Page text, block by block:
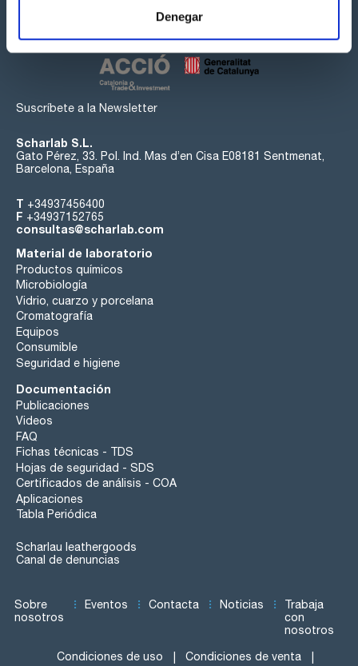
Denegar
Suscríbete a la Newsletter
Scharlab S.L.
Gato Pérez, 33. Pol. Ind. Mas d’en Cisa E08181 Sentmenat,
Barcelona, España
T +34937456400
F +34937152765
consultas@scharlab.com
Material de laboratorio
Productos químicos
Microbiología
Vidrio, cuarzo y porcelana
Cromatografía
Equipos
Consumible
Seguridad e higiene
Documentación
Publicaciones
Videos
FAQ
Fichas técnicas - TDS
Hojas de seguridad - SDS
Certificados de análisis - COA
Aplicaciones
Tabla Periódica
Scharlau leathergoods
Canal de denuncias
Sobre
nosotros
Eventos Contacta Noticias
Trabaja
con
nosotros
Condiciones de uso Condiciones de venta